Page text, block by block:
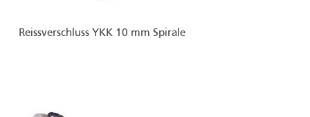
Reissverschluss YKK 10 mm Spirale